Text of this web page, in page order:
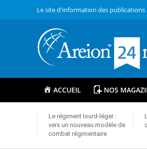
Le site d'information des
ACCUEIL NOS
Le régiment lourd-léger :
vers un nouveau modèle de
combat régimentaire